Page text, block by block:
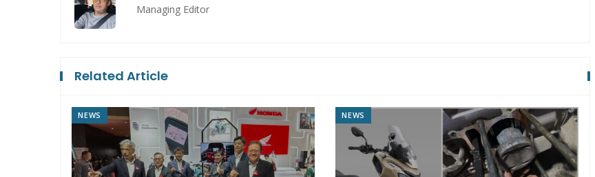
Managing Editor
Related Article
NEWS NEWS